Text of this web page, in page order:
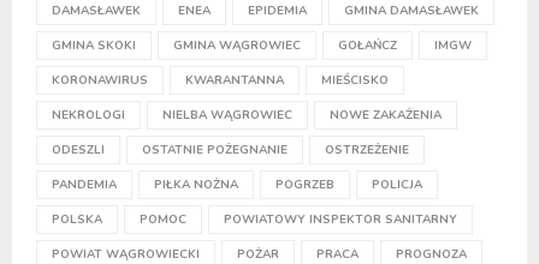
DAMASŁAWEK ENEA EPIDEMIA GMINA DAMASŁAWEK
GMINA SKOKI GMINA WĄGROWIEC GOŁAŃCZ IMGW
KORONAWIRUS KWARANTANNA MIEŚCISKO
NEKROLOGI NIELBA WĄGROWIEC NOWE ZAKAŻENIA
ODESZLI OSTATNIE POŻEGNANIE OSTRZEŻENIE
PANDEMIA PIŁKA NOŻNA POGRZEB POLICJA
POLSKA POMOC POWIATOWY INSPEKTOR SANITARNY
POWIAT WĄGROWIECKI POŻAR PRACA PROGNOZA